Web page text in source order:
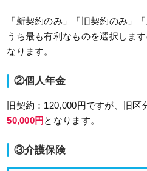
「新契約のみ」「旧契約のみ」
うち最も有利なものを選択しま
なります。
②個人年金
旧契約：120,000円ですが、旧区
50,000円 となります。
③介護保険